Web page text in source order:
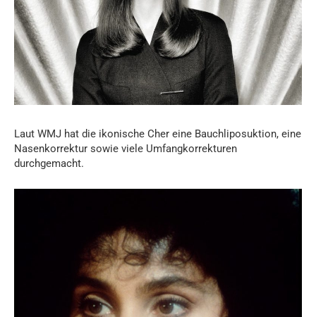
Laut WMJ hat die ikonische Cher eine Bauchliposuktion, eine
Nasenkorrektur sowie viele Umfangkorrekturen
durchgemacht.